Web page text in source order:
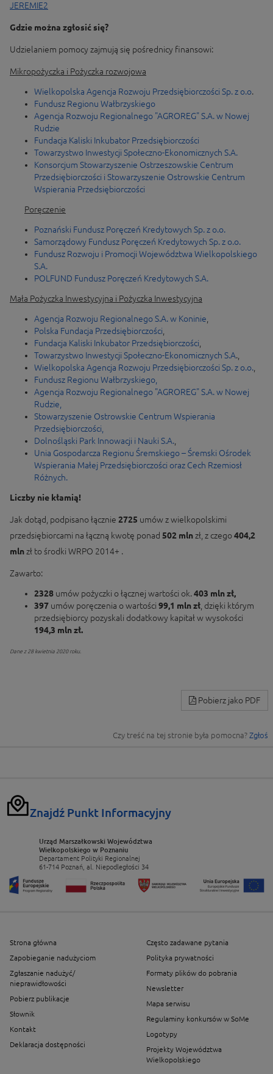
JEREMIE2
Gdzie można zgłosić się?
Udzielaniem pomocy zajmują się pośrednicy finansowi:
Mikropożyczka i Pożyczka rozwojowa
Wielkopolska Agencja Rozwoju Przedsiębiorczości Sp. z o.o.
Fundusz Regionu Wałbrzyskiego
Agencja Rozwoju Regionalnego "AGROREG" S.A. w Nowej
Rudzie
Fundacja Kaliski Inkubator Przedsiębiorczości
Towarzystwo Inwestycji Społeczno-Ekonomicznych S.A.
Konsorcjum Stowarzyszenie Ostrzeszowskie Centrum
Przedsiębiorczości i Stowarzyszenie Ostrowskie Centrum
Wspierania Przedsiębiorczości
Poręczenie
Poznański Fundusz Poręczeń Kredytowych Sp. z o.o.
Samorządowy Fundusz Poręczeń Kredytowych Sp. z o.o.
Fundusz Rozwoju i Promocji Województwa Wielkopolskiego
S.A.
POLFUND Fundusz Poręczeń Kredytowych S.A.
Mała Pożyczka Inwestycyjna i Pożyczka Inwestycyjna
Agencja Rozwoju Regionalnego S.A. w Koninie
Polska Fundacja Przedsiębiorczości
Fundacja Kaliski Inkubator Przedsiębiorczości
Towarzystwo Inwestycji Społeczno-Ekonomicznych S.A.,
Wielkopolska Agencja Rozwoju Przedsiębiorczości Sp. z o.o.
Fundusz Regionu Wałbrzyskiego,
Agencja Rozwoju Regionalnego "AGROREG" S.A. w Nowej
Rudzie,
Stowarzyszenie Ostrowskie Centrum Wspierania
Przedsiębiorczości,
Dolnośląski Park Innowacji i Nauki S.A.
Unia Gospodarcza Regionu Śremskiego – Śremski Ośrodek
Wspierania Małej Przedsiębiorczości oraz Cech Rzemiosł
Różnych.
Liczby nie kłamią!
Jak dotąd, podpisano łącznie 2725 umów z wielkopolskimi
przedsiębiorcami na łączną kwotę ponad 502 mlnzł, z czego404,2
mlnzł to środki WRPO 2014+ .
Zawarto:
2328 umów pożyczki o łącznej wartości ok.403 mln zł,
397 umów poręczenia o wartości 99,1 mln zł , dzięki którym
przedsiębiorcy pozyskali dodatkowy kapitał w wysokości
194,3 mln zł.
Dane z 28 kwietnia 2020 roku.
Pobierz jako PDF
Czy treść na tej stronie była pomocna? Zgłoś
Znajdź Punkt Informacyjny
Urząd Marszałkowski Województwa
Wielkopolskiego w Poznaniu
Departament Polityki Regionalnej
61-714 Poznań, al. Niepodległości 34
Strona główna
Zapobieganie nadużyciom
Zgłaszanie nadużyć/
nieprawidłowości
Pobierz publikacje
Słownik
Kontakt
Deklaracja dostępności
Często zadawane pytania
Polityka prywatności
Formaty plików do pobrania
Newsletter
Mapa serwisu
Regulaminy konkursów w SoMe
Logotypy
Projekty Województwa
Wielkopolskiego